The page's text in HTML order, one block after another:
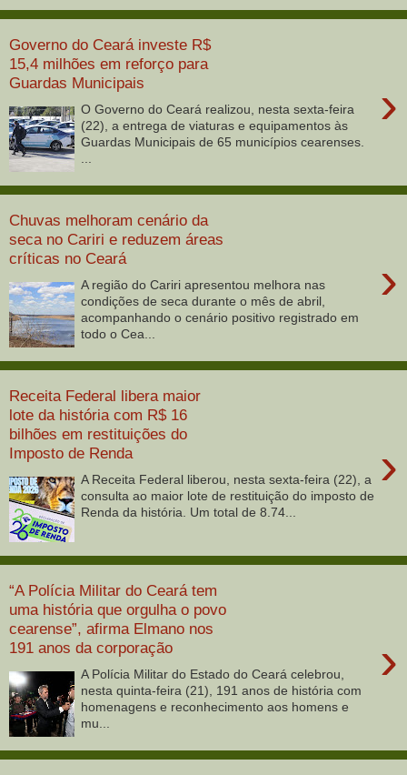
Governo do Ceará investe R$
15,4 milhões em reforço para
Guardas Municipais
›
O Governo do Ceará realizou, nesta sexta-feira
(22), a entrega de viaturas e equipamentos às
Guardas Municipais de 65 municípios cearenses.
Chuvas melhoram cenário da
seca no Cariri e reduzem áreas
críticas no Ceará
›
A região do Cariri apresentou melhora nas
condições de seca durante o mês de abril,
acompanhando o cenário positivo registrado em
todo o Cea...
Receita Federal libera maior
lote da história com R$ 16
bilhões em restituições do
Imposto de Renda
›
A Receita Federal liberou, nesta sexta-feira (22), a
consulta ao maior lote de restituição do imposto de
Renda da história. Um total de 8.74...
“A Polícia Militar do Ceará tem
uma história que orgulha o povo
cearense”, afirma Elmano nos
191 anos da corporação
›
A Polícia Militar do Estado do Ceará celebrou,
nesta quinta-feira (21), 191 anos de história com
homenagens e reconhecimento aos homens e
mu...